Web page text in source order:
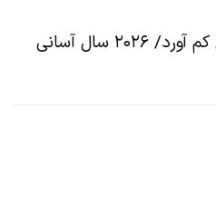
تولید در منطقه یورو نفس کم آورد/ ۲۰۲۶ سال آسانی